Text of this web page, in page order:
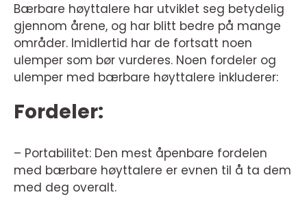
Bærbare høyttalere har utviklet seg betydelig
gjennom årene, og har blitt bedre på mange
områder. Imidlertid har de fortsatt noen
ulemper som bør vurderes. Noen fordeler og
ulemper med bærbare høyttalere inkluderer:
Fordeler:
– Portabilitet: Den mest åpenbare fordelen
med bærbare høyttalere er evnen til å ta dem
med deg overalt.